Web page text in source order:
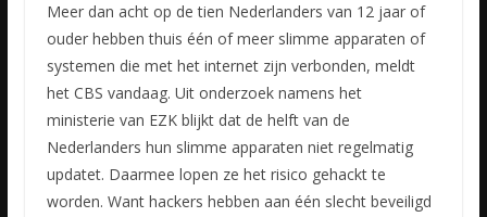
Meer dan acht op de tien Nederlanders van 12 jaar of
ouder hebben thuis één of meer slimme apparaten of
systemen die met het internet zijn verbonden, meldt
het CBS vandaag. Uit onderzoek namens het
ministerie van EZK blijkt dat de helft van de
Nederlanders hun slimme apparaten niet regelmatig
updatet. Daarmee lopen ze het risico gehackt te
worden. Want hackers hebben aan één slecht beveiligd